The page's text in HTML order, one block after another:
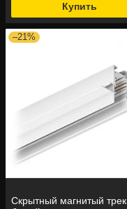
Купить
–21%
Скрытный магнитый трек